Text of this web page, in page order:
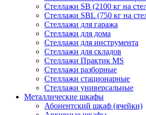
Стеллажи SB (2100 кг на
Стеллажи SBL (750 кг на
Стеллажи для гаража
Стеллажи для дома
Стеллажи для инструмента
Стеллажи для складов
Стеллажи Практик MS
Стеллажи разборные
Стеллажи стационарные
Стеллажи универсальные
Металлические шкафы
Абонентский шкаф (ячейки)